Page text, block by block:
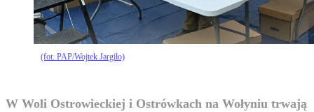
(fot. PAP/Wojtek Jargiło)
W Woli Ostrowieckiej i Ostrówkach na Wołyniu trwają